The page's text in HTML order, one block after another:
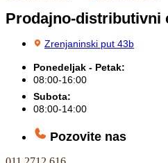
Prodajno-distributivni
Zrenjaninski put 43b
Ponedeljak - Petak:
08:00-16:00
Subota:
08:00-14:00
Pozovite nas